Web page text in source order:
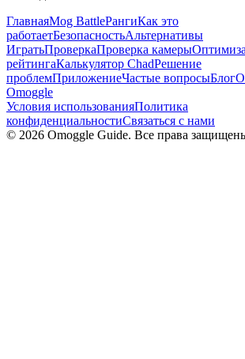
ГлавнаяMog BattleРангиКак это
работаетБезопасностьАльтернативы
ИгратьПроверкаПроверка камеры
рейтингаКалькулятор ChadРешение
проблемПриложениеЧастые вопросыБлог
Omoggle
Условия использованияПолитика
конфиденциальностиСвязаться с нами
© 2026 Omoggle Guide. Все права